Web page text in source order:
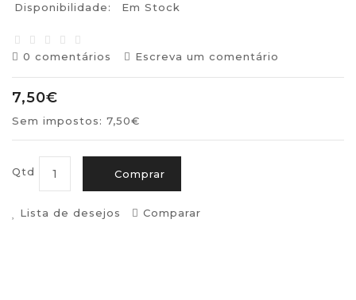
Disponibilidade:
Em Stock
0 comentários Escreva um comentário
7,50€
Sem impostos: 7,50€
Qtd Comprar
Lista de desejos Comparar